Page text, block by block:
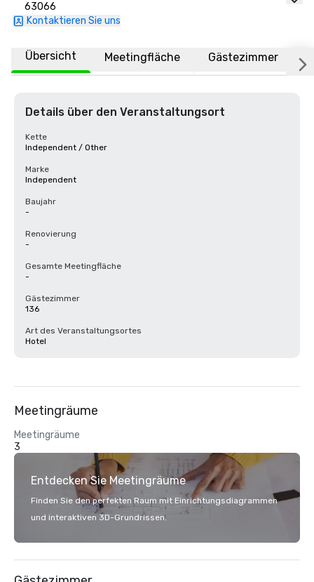
63066
Kontaktieren Sie uns
Übersicht Meetingfläche Gästezimmer
Details über den Veranstaltungsort
Kette
Independent / Other
Marke
Independent
Baujahr
-
Renovierung
-
Gesamte Meetingfläche
-
Gästezimmer
136
Art des Veranstaltungsortes
Hotel
Meetingräume
Meetingräume
3
Entdecken Sie Meetingräume
Finden Sie den perfekten Raum mit Einrichtungsdiagrammen
und interaktiven 3D-Grundrissen.